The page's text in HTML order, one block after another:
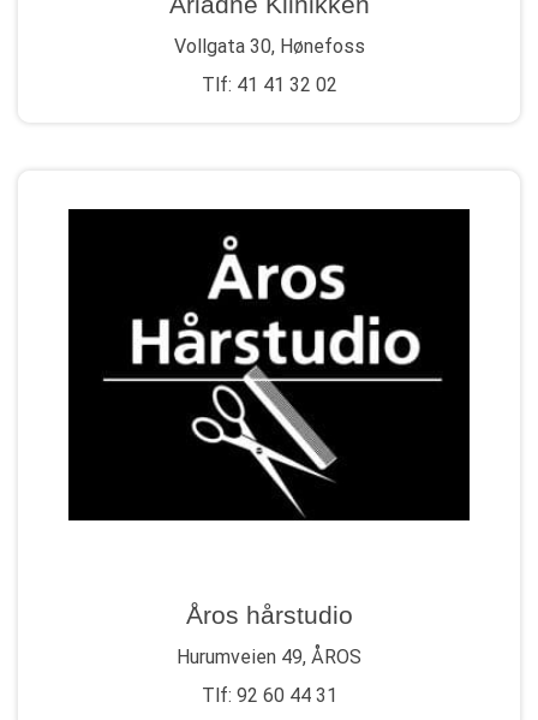
Vollgata 30, Hønefoss
Tlf: 41 41 32 02
Åros hårstudio
Hurumveien 49, ÅROS
Tlf: 92 60 44 31